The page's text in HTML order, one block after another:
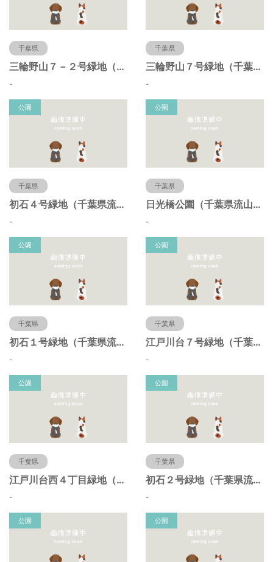
千葉県
三輪野山７－２号緑地（千葉県流山市）
-
千葉県
三輪野山７号緑地（千葉県流山市）
-
公園
千葉県
初石４号緑地（千葉県流山市）
-
公園
千葉県
日光橋公園（千葉県流山市）
-
公園
千葉県
初石１号緑地（千葉県流山市）
-
公園
千葉県
江戸川台７号緑地（千葉県流山市）
-
公園
千葉県
江戸川台西４丁目緑地（千葉県流山市）
-
公園
千葉県
初石２号緑地（千葉県流山市）
-
公園 公園